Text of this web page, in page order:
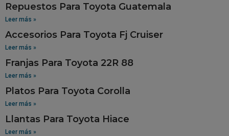
Repuestos Para Toyota Guatemala
Leer más »
Accesorios Para Toyota Fj Cruiser
Leer más »
Franjas Para Toyota 22R 88
Leer más »
Platos Para Toyota Corolla
Leer más »
Llantas Para Toyota Hiace
Leer más »